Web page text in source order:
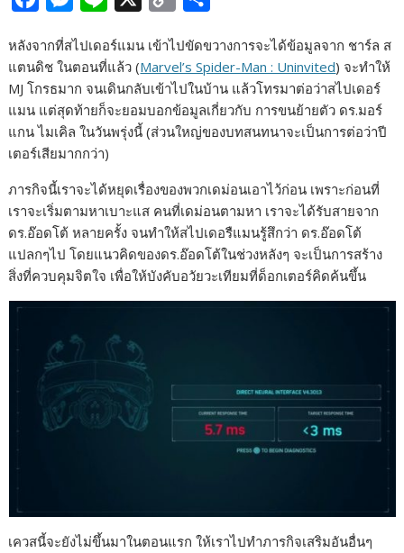
c
b
o
o
k
s
e
n
g
e
r
n
e
p
y
L
i
k
a
r
e
หลังจากที่สไปเดอร์แมน เข้าไปขัดขวางการจะได้ข้อมูลจาก ชาร์ล ส
แตนดิช ในตอนที่แล้ว (Marvel’s Spider-Man : Uninvited) จะทำให้
MJ โกรธมาก จนเดินกลับเข้าไปในบ้าน แล้วโทรมาต่อว่าสไปเดอร์
แมน แต่สุดท้ายก็จะยอมบอกข้อมูลเกี่ยวกับ การขนย้ายตัว ดร.มอร์
แกน ไมเคิล ในวันพรุ่งนี้ (ส่วนใหญ่ของบทสนทนาจะเป็นการต่อว่าปี
เตอร์เสียมากกว่า)
ภารกิจนี้เราจะได้หยุดเรื่องของพวกเดม่อนเอาไว้ก่อน เพราะก่อนที่
เราจะเริ่มตามหาเบาะแส คนที่เดม่อนตามหา เราจะได้รับสายจาก
ดร.อ๊อดโต้ หลายครั้ง จนทำให้สไปเดอรืแมนรู้สึกว่า ดร.อ๊อดโต้
แปลกๆไป โดยแนวคิดของดร.อ๊อดโต้ในช่วงหลังๆ จะเป็นการสร้าง
สิ่งที่ควบคุมจิตใจ เพื่อให้บังคับอวัยวะเทียมที่ด็อกเตอร์คิดค้นขึ้น
เควสนี้จะยังไม่ขึ้นมาในตอนแรก ให้เราไปทำภารกิจเสริมอันอื่นๆ